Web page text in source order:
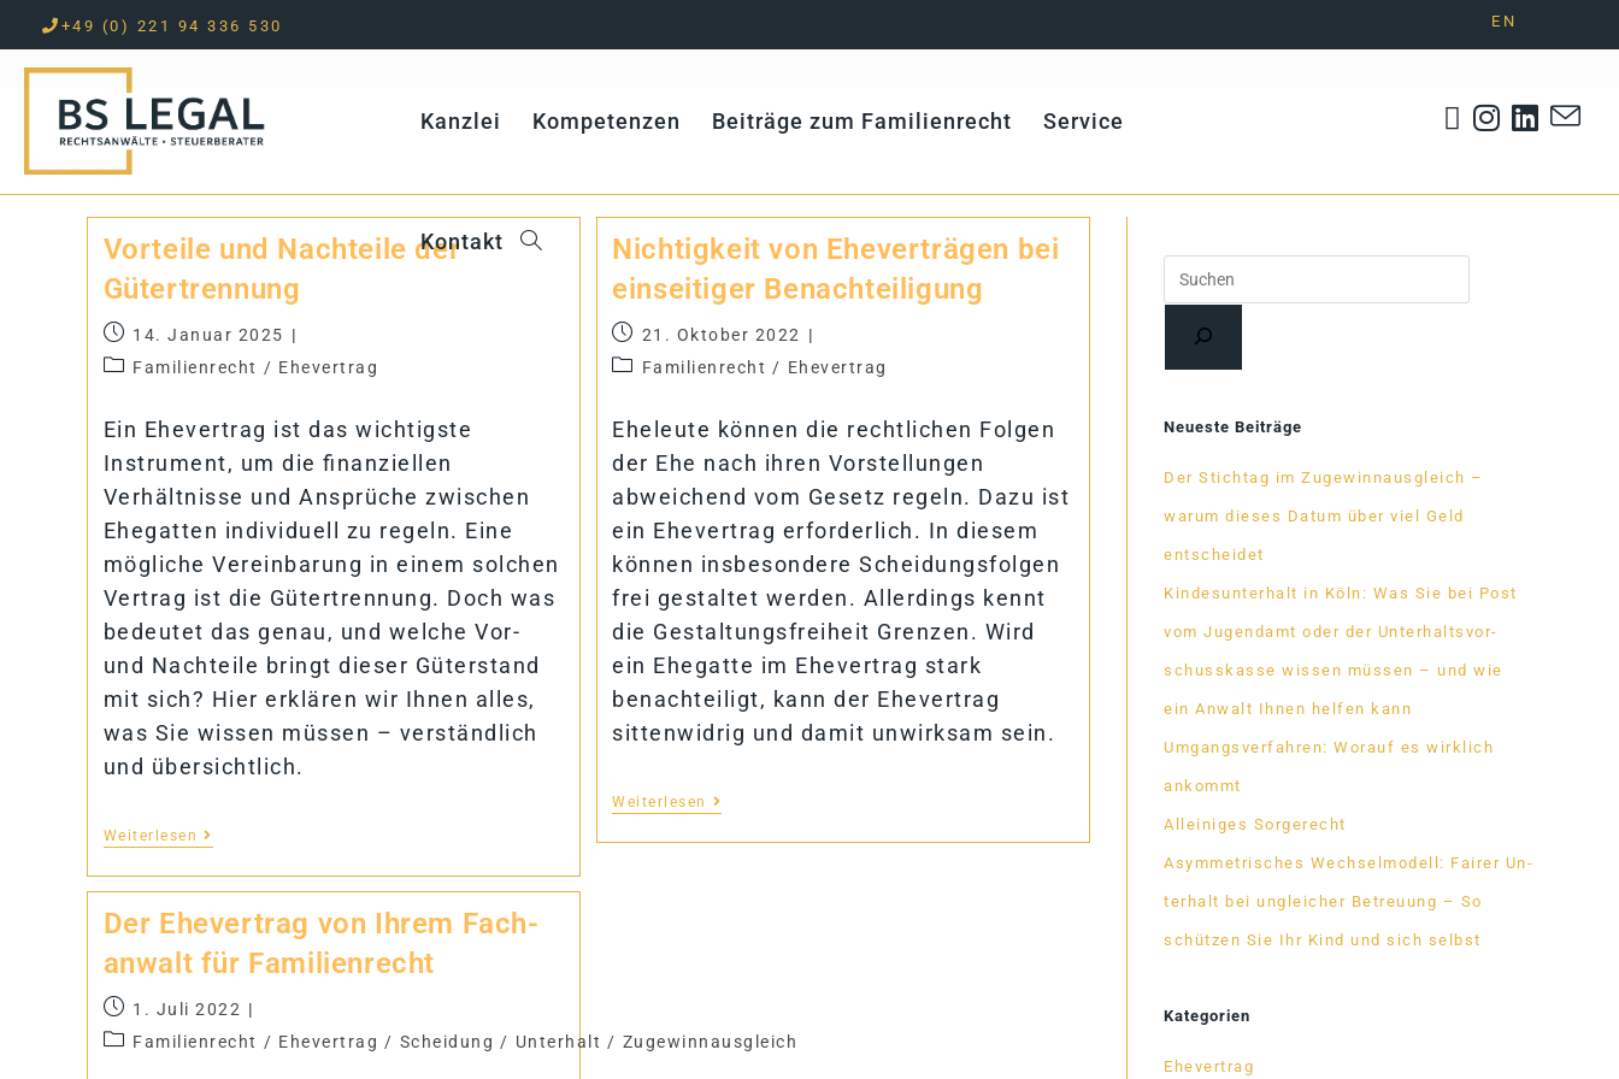
Zum
Inhalt
springen
+49 (0) 221 94 336 530 EN
Kanz­lei Kom­pe­ten­zen Bei­träge zum Familienrecht Ser­vice
Kon­takt
Vor­teile und Nach­teile der
Gütertrennung
14. Januar 2025
Familienrecht / Ehevertrag
Ein Ehevertrag ist das wichtigste
Instrument, um die finanziellen
Verhältnisse und Ansprüche zwischen
Ehegatten individuell zu regeln. Eine
mögliche Vereinbarung in einem solchen
Vertrag ist die Gütertrennung. Doch was
bedeutet das genau, und welche Vor-
und Nachteile bringt dieser Güterstand
mit sich? Hier erklären wir Ihnen alles,
was Sie wissen müssen – verständlich
und übersichtlich.
Weiterlesen
Nich­tig­keit von Ehe­ver­trä­gen bei
ein­sei­ti­ger Benachteiligung
21. Oktober 2022
Familienrecht / Ehevertrag
Eheleute können die rechtlichen Folgen
der Ehe nach ihren Vorstellungen
abweichend vom Gesetz regeln. Dazu ist
ein Ehevertrag erforderlich. In diesem
können insbesondere Scheidungsfolgen
frei gestaltet werden. Allerdings kennt
die Gestaltungsfreiheit Grenzen. Wird
ein Ehegatte im Ehevertrag stark
benachteiligt, kann der Ehevertrag
sittenwidrig und damit unwirksam sein.
Weiterlesen
Der Ehe­ver­trag von Ih­rem Fach­
an­walt für Familienrecht
1. Juli 2022
Familienrecht / Ehevertrag / Scheidung / Unterhalt / Zugewinnausgleich
Neueste Beiträge
Der Stich­tag im Zu­ge­winn­aus­gleich –
warum die­ses Da­tum über viel Geld
entscheidet
Kin­des­un­ter­halt in Köln: Was Sie bei Post
vom Ju­gend­amt oder der Un­ter­halts­vor­
schuss­kasse wis­sen müs­sen – und wie
ein An­walt Ih­nen hel­fen kann
Um­gangs­ver­fah­ren: Wor­auf es wirk­lich
ankommt
Al­lei­ni­ges Sorgerecht
Asym­me­tri­sches Wech­sel­mo­dell: Fai­rer Un­
ter­halt bei un­glei­cher Be­treu­ung – So
schüt­zen Sie Ihr Kind und sich selbst
Kategorien
Ehevertrag